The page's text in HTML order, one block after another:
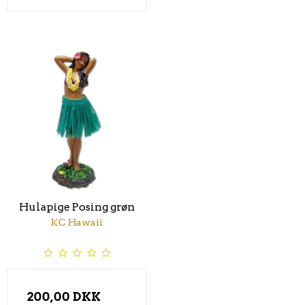
Hulapige Posing grøn
KC Hawaii
200,00 DKK